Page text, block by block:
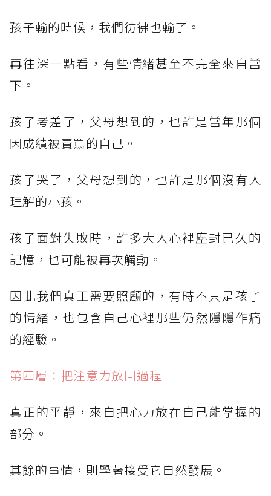
孩子輸的時候，我們彷彿也輸了。
再往深一點看，有些情緒甚至不完全來自當
下。
孩子考差了，父母想到的，也許是當年那個
因成績被責罵的自己。
孩子哭了，父母想到的，也許是那個沒有人
理解的小孩。
孩子面對失敗時，許多大人心裡塵封已久的
記憶，也可能被再次觸動。
因此我們真正需要照顧的，有時不只是孩子
的情緒，也包含自己心裡那些仍然隱隱作痛
的經驗。
第四層：把注意力放回過程
真正的平靜，來自把心力放在自己能掌握的
部分。
其餘的事情，則學著接受它自然發展。